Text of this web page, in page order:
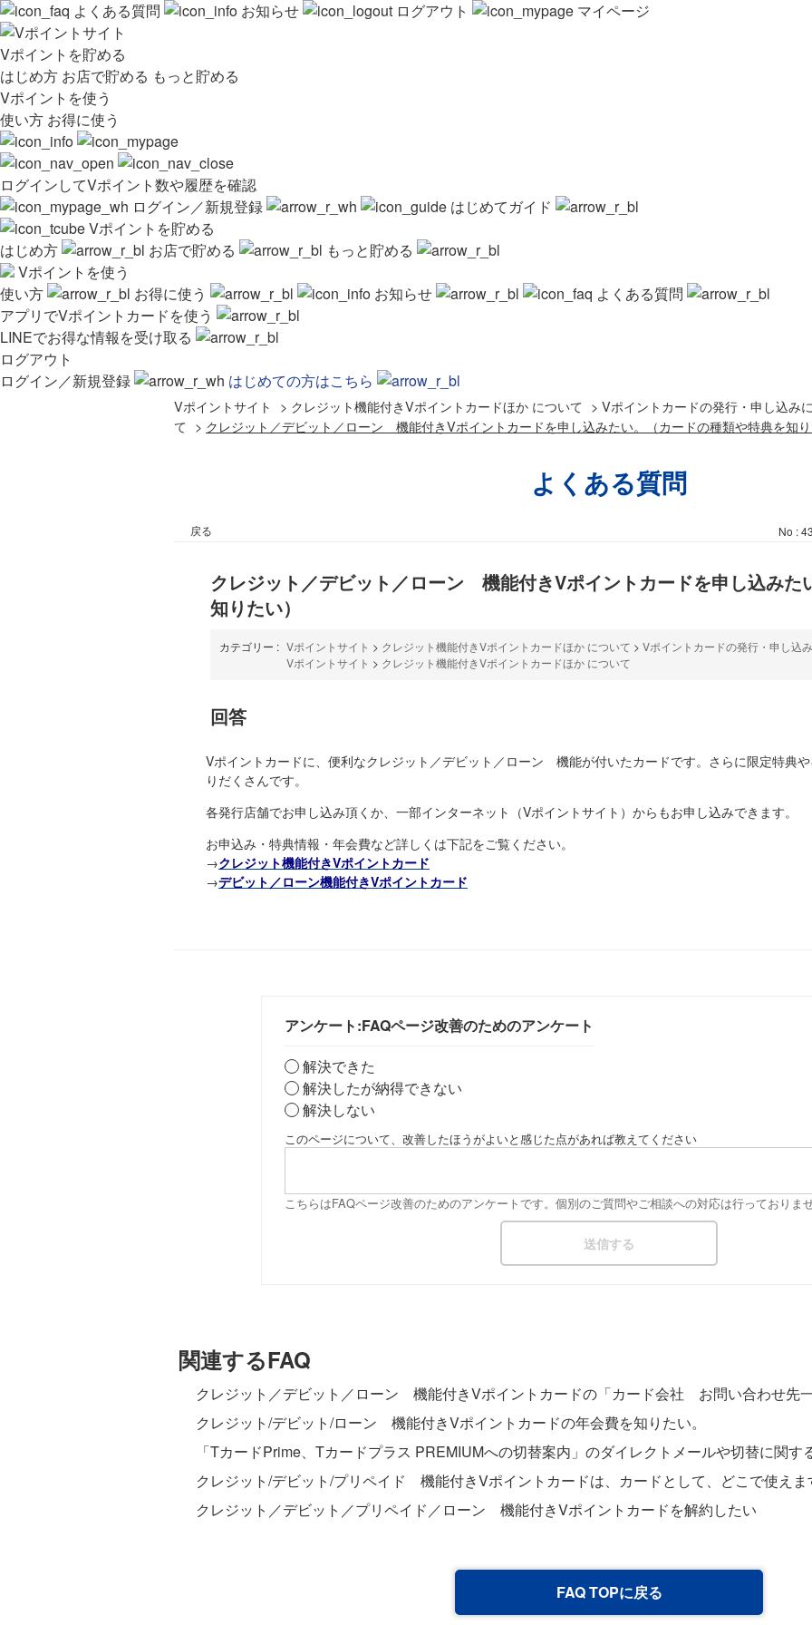
よくある質問 お知らせ ログアウト マイページ
Vポイントを貯める
はじめ方 お店で貯める もっと貯める
Vポイントを使う
使い方 お得に使う
ログインしてVポイント数や履歴を確認
ログイン／新規登録
はじめてガイド
Vポイントを貯める
はじめ方
お店で貯める
もっと貯める
Vポイントを使う
使い方
お得に使う お知らせ
よくある質問
アプリでVポイントカードを使う
LINEでお得な情報を受け取る
ログアウト
ログイン／新規登録
はじめての方はこちら
Vポイントサイト > クレジット機能付きVポイントカードほか について > Vポイントカードの発行・申し込み
て > クレジット／デビット／ローン 機能付きVポイントカードを申し込みたい。（カードの種類や特典を知
よくある質問
戻る No :
クレジット／デビット／ローン 機能付きVポイントカードを申し込みた
知りたい）
カテゴリー : Vポイントサイト > クレジット機能付きVポイントカードほか について > Vポイントカードの発行・申し込
Vポイントサイト > クレジット機能付きVポイントカードほか について
回答
Vポイントカードに、便利なクレジット／デビット／ローン 機能が付いたカードです。さらに限定特典
りだくさんです。
各発行店舗でお申し込み頂くか、一部インターネット（Vポイントサイト）からもお申し込みできます。
お申込み・特典情報・年会費など詳しくは下記をご覧ください。
→クレジット機能付きVポイントカード
→デビット／ローン機能付きVポイントカード
アンケート:FAQページ改善のためのアンケート
解決できた
解決したが納得できない
解決しない
このページについて、改善したほうがよいと感じた点があれば教えてください
こちらはFAQページ改善のためのアンケートです。個別のご質問やご相談への対応は行っておりま
関連するFAQ
クレジット／デビット／ローン 機能付きVポイントカードの「カード会社 お問い合わせ先
クレジット/デビット/ローン 機能付きVポイントカードの年会費を知りたい。
「TカードPrime、Tカードプラス PREMIUMへの切替案内」のダイレクトメールや切替に関す
クレジット/デビット/プリペイド 機能付きVポイントカードは、カードとして、どこで使え
クレジット／デビット／プリペイド／ローン 機能付きVポイントカードを解約したい
FAQ TOPに戻る